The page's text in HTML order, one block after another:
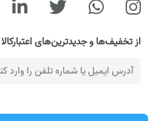
از تخفیف‌ها و جدیدترین‌های